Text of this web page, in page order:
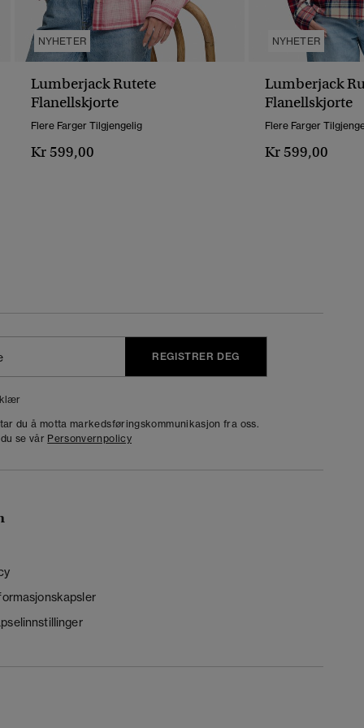
NYHETER
Lumberjack Rutete
Flanellskjorte
Flere Farger Tilgjengelig
Kr 599,00
NYHETER
Lumberjack
Flanellskjorte
Flere Farger
Kr 599,00
REGISTRER DEG
du å motta markedsføringskommunikasjon fra oss.
se vår Personvernpolicy